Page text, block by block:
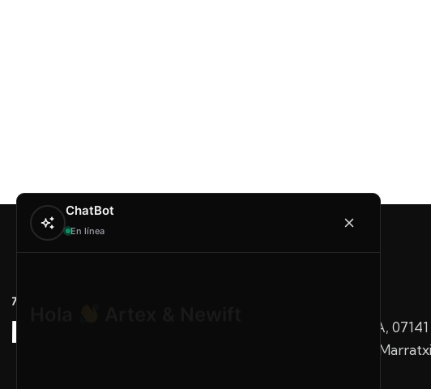
Carrer Conradors, 10A, 07141
Poligono Industrial de
ChatBot
En línea